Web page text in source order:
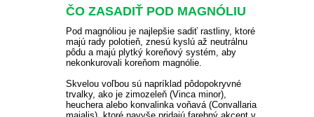
CIBUĽOVÁ ZELENINA
SEMENÁ NA NAKLÍČENIE
OSTATNÉ SEMIENKA
ZELENINY
KLINČEK
CHRYZANTÉMOVKA
KOLEUS
POVOJNÍK
DIANTHUS
RASTLINY OKRASNÉ
LISTOM
OKRASNÁ ŽIHĽAVA
IPOMOEA
OKRASNÉ IHLIČNANY
NÍZKE OKRASNÉ TRÁVY
OZDOBNICA
PABAMBUS
PEROVEC
VYSOKÉ OKRASNÉ TRÁVY
TRVALKY DO TIEŇA
ASTILBY
HEUCHERY
HOSTY
JARNÉ TRVALKY
LETNÉ TRVALKY
JESENNÉ TRVALKY
OPADAVÝ ŽIVÝ PLOT
HORTENZIE METLINATÉ
HORTENZIE KALINOLISTÉ
HORTENZIE
STROMČEKOVITÉ
SOLITÉRY
PRÍSLUŠENSTVO K
OKRASNEJ ZÁHRADE
ZAKRSLÉ OVOCNÉ STROMY
RÍBEZLE
MUCHOVNÍK
RAKYTNÍK RAŠETLIAKOVÝ
ZEMOLEZ KAMČATSKÝ
ORECHY A LIESKY
SADBOVÉ ZEMIAKY
SLADKÉ ZEMIAKY
SADBOVÝ CESNAK
MEDVEDÍ CESNAK
ČO ZASADIŤ POD MAGNÓLIU
Pod magnóliou je najlepšie sadiť rastliny, ktoré
majú rady polotieň, znesú kyslú až neutrálnu
pôdu a majú plytký koreňový systém, aby
nekonkurovali koreňom magnólie.
Skvelou voľbou sú napríklad pôdopokryvné
trvalky, ako je zimozeleň (Vinca minor),
heuchera alebo konvalinka voňavá (Convallaria